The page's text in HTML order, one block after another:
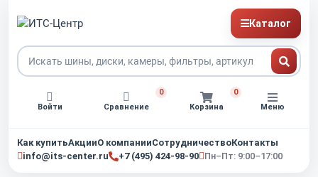
Каталог
Войти Сравнение
0
Корзина
0
Меню
Как купитьАкцииО компанииСотрудничествоКонтакты
info@its-center.ru
+7 (495) 424-98-90 Пн–Пт: 9:00–17:00